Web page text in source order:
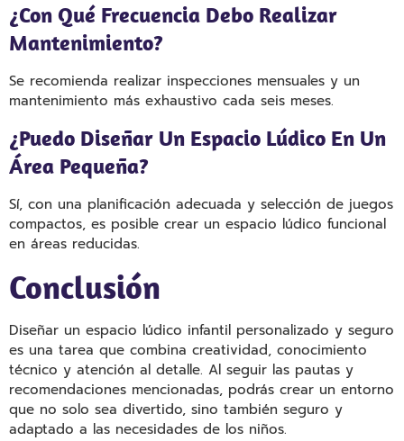
¿Con Qué Frecuencia Debo Realizar
Mantenimiento?
Se recomienda realizar inspecciones mensuales y un
mantenimiento más exhaustivo cada seis meses.
¿Puedo Diseñar Un Espacio Lúdico En Un
Área Pequeña?
Sí, con una planificación adecuada y selección de juegos
compactos, es posible crear un espacio lúdico funcional
en áreas reducidas.
Conclusión
Diseñar un espacio lúdico infantil personalizado y seguro
es una tarea que combina creatividad, conocimiento
técnico y atención al detalle. Al seguir las pautas y
recomendaciones mencionadas, podrás crear un entorno
que no solo sea divertido, sino también seguro y
adaptado a las necesidades de los niños.